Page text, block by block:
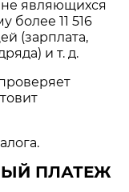
являющихся
более 11 516
(зарплата,
и т. д.
ПЛАТЕЖ